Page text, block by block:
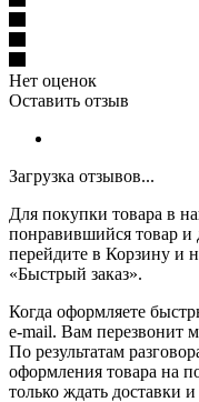
Нет оценок
Оставить отзыв
Загрузка отзывов...
Для покупки товара в
понравившийся товар и
перейдите в Корзину и
«Быстрый заказ».
Когда оформляете
e-mail. Вам перезвонит
По результатам
оформления товара на
только ждать доставки